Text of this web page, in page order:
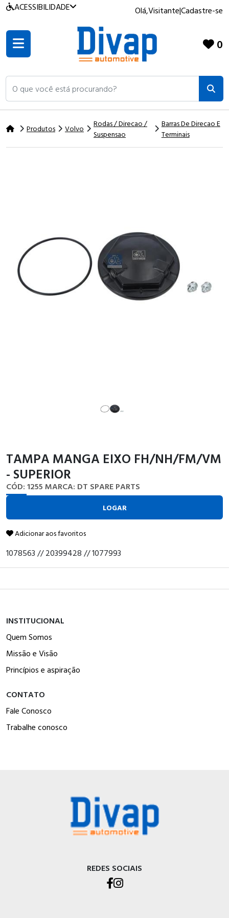
ACESSIBILIDADE Olá,Visitante|Cadastre-se
O que você está procurando?
0
Produtos Volvo
Rodas / Direcao /
Suspensao
Barras De Direcao E
Terminais
TAMPA MANGA EIXO FH/NH/FM/VM
- SUPERIOR
CÓD: 1255 MARCA: DT SPARE PARTS
LOGAR
Adicionar aos favoritos
1078563 // 20399428 // 1077993
INSTITUCIONAL
Quem Somos
Missão e Visão
Princípios e aspiração
CONTATO
Fale Conosco
Trabalhe conosco
REDES SOCIAIS